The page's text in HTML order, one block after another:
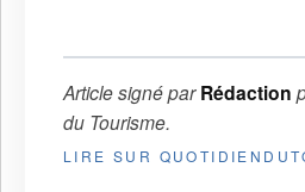
Article signé parRédaction
du Tourisme.
LIRE SUR